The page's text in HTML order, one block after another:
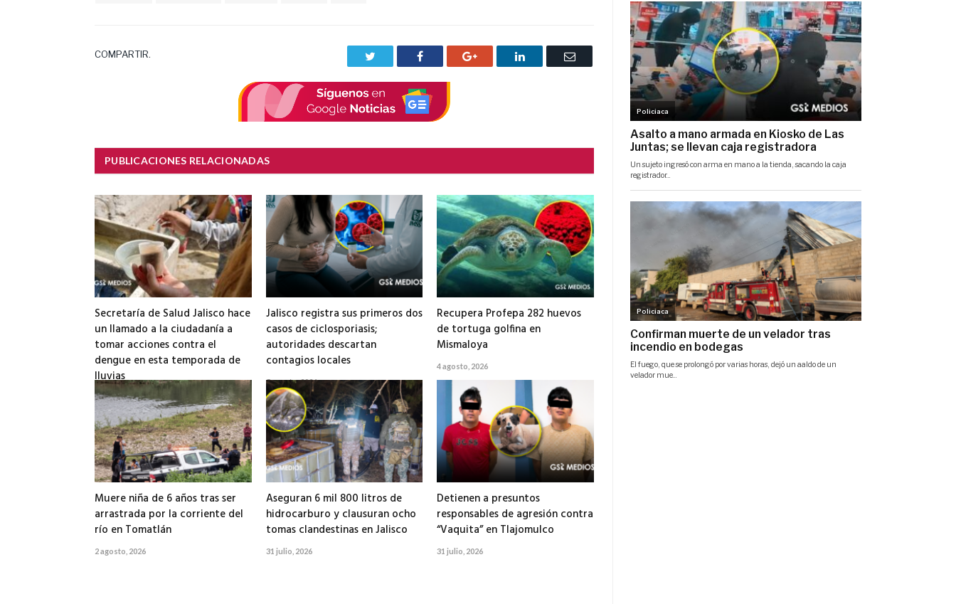
COMPARTIR. Facebook Google+ LinkedIn
Correo
PUBLICACIONES RELACIONADAS
Secretaría de Salud Jalisco hace
un llamado a la ciudadanía a
tomar acciones contra el
dengue en esta temporada de
lluvias
6 agosto, 2026
Jalisco registra sus primeros dos
casos de ciclosporiasis;
autoridades descartan
contagios locales
5 agosto, 2026
Recupera Profepa 282 huevos
de tortuga golfina en
Mismaloya
4 agosto, 2026
Muere niña de 6 años tras ser
arrastrada por la corriente del
río en Tomatlán
2 agosto, 2026
Aseguran 6 mil 800 litros de
hidrocarburo y clausuran ocho
tomas clandestinas en Jalisco
31 julio, 2026
Detienen a presuntos
responsables de agresión contra
“Vaquita” en Tlajomulco
31 julio, 2026